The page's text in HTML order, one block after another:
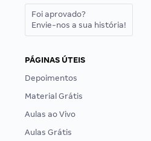
Foi aprovado?
Envie-nos a sua história!
PÁGINAS ÚTEIS
Depoimentos
Material Grátis
Aulas ao Vivo
Aulas Grátis